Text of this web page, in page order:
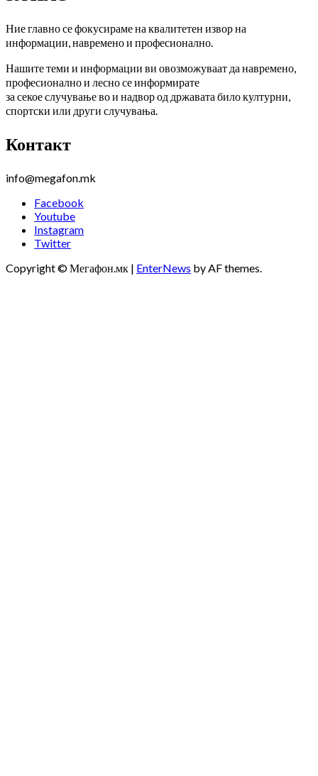
Ние главно се фокусираме на квалитетен извор на
информации, навремено и професионално.
Нашите теми и информации ви овозможуваат да навремено,
професионално и лесно се информирате
за секое случување во и надвор од државата било културни,
спортски или други случувања.
Контакт
info@megafon.mk
Facebook
Youtube
Instagram
Twitter
Copyright © Мегафон.мк | EnterNews by AF themes.